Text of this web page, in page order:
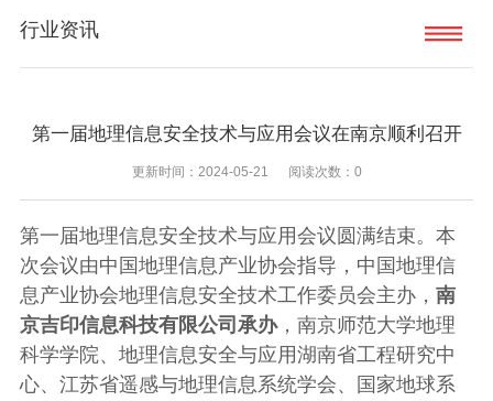
行业资讯
第一届地理信息安全技术与应用会议在南京顺利召开
更新时间：2024-05-21 阅读次数：0
第一届地理信息安全技术与应用会议圆满结束。本
次会议由中国地理信息产业协会指导，中国地理信
息产业协会地理信息安全技术工作委员会主办， 南
京吉印信息科技有限公司承办，南京师范大学地理
科学学院、地理信息安全与应用湖南省工程研究中
心、江苏省遥感与地理信息系统学会、国家地球系